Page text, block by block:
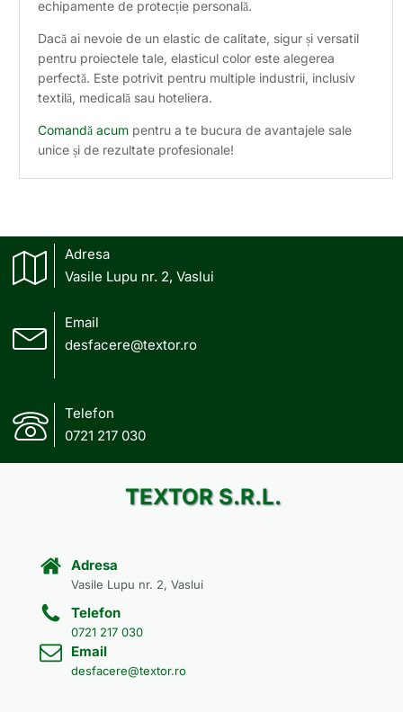
echipamente de protecție personală.
Dacă ai nevoie de un elastic de calitate, sigur și versatil
pentru proiectele tale, elasticul color este alegerea
perfectă. Este potrivit pentru multiple industrii, inclusiv
textilă, medicală sau hoteliera.
Comandă acum pentru a te bucura de avantajele sale
unice și de rezultate profesionale!
Adresa
Vasile Lupu nr. 2, Vaslui
Email
desfacere@textor.ro
Telefon
0721 217 030
TEXTOR S.R.L.
Adresa
Vasile Lupu nr. 2, Vaslui
Telefon
0721 217 030
Email
desfacere@textor.ro